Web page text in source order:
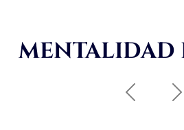
MENTALIDAD
Anterior